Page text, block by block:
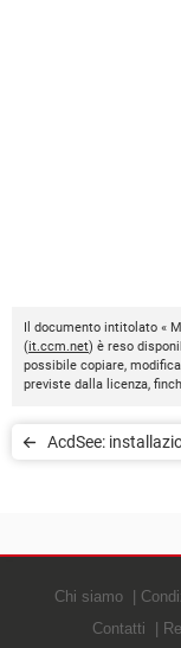
Il documento intitolato «
(it.ccm.net) è reso
possibile copiare,
previste dalla licenza,
AcdSee:
Chi siamo
Contatti